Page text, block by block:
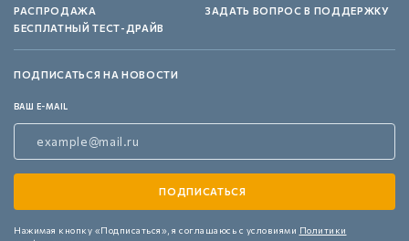
РАСПРОДАЖА
БЕСПЛАТНЫЙ ТЕСТ-ДРАЙВ
ЗАДАТЬ ВОПРОС В ПОДДЕРЖКУ
ПОДПИСАТЬСЯ НА НОВОСТИ
ВАШ E-MAIL
Нажимая кнопку «Подписаться», я соглашаюсь с условиями Политики